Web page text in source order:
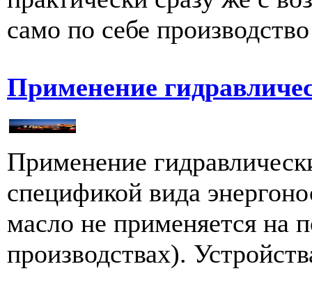
само по себе
Применение
Применение
спецификой вида
масло не применяется на
производствах).